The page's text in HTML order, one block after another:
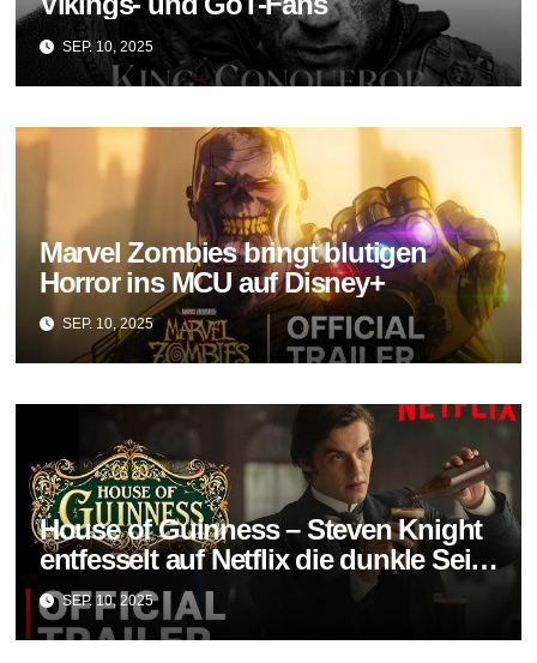
SEP. 10, 2025
Marvel Zombies bringt blutigen
Horror ins MCU auf Disney+
SEP. 10, 2025
House of Guinness – Steven Knight
entfesselt auf Netflix die dunkle Seite
einer Legende
SEP. 10, 2025